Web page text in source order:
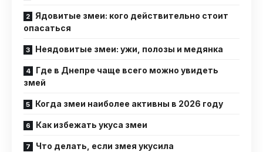
Ядовитые змеи: кого действительно стоит
опасаться
Неядовитые змеи: ужи, полозы и медянка
Где в Днепре чаще всего можно увидеть
змей
Когда змеи наиболее активны в 2026 году
Как избежать укуса змеи
Что делать, если змея укусила